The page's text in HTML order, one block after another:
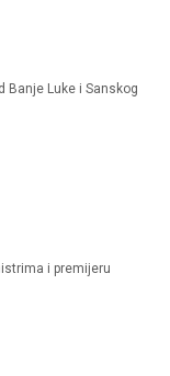
Banje Luke i Sanskog
i premijeru